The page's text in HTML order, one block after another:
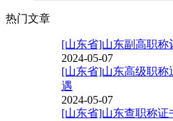
热门文章
[山东省]山东副高职
2024-05-07
[山东省]山东高级职
遇
2024-05-07
[山东省]山东查职称